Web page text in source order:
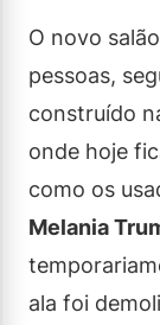
O novo
pessoas,
construído
onde hoje
como os
Melania
ala foi